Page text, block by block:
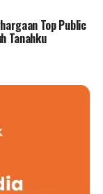
Top Public
Tanahku